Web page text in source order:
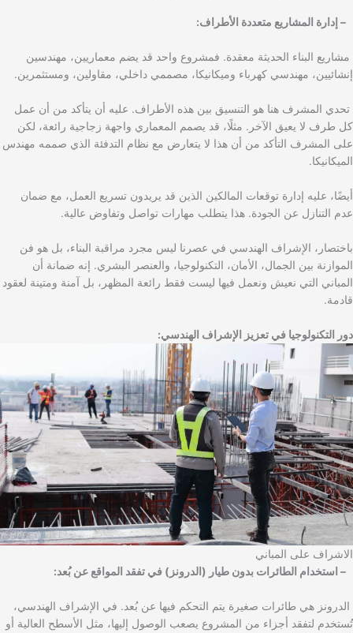
– إدارة المشاريع متعددة الأطراف:
مشاريع البناء الحديثة معقدة. فمشروع واحد قد يضم معماريين، مهندسين
إنشائيين، مهندسي كهرباء وميكانيكا، مصممي داخلي، مقاولين، ومستثمرين.
تحدي المشرف هنا هو التنسيق بين هذه الأطراف. عليه أن يتأكد من أن عمل
كل طرف لا يعيق الآخر. مثلًا، قد يصمم المعماري واجهة زجاجية رائعة، لكن
على المشرف التأكد من أن هذا لا يتعارض مع نظام التدفئة الذي صممه مهندس
الميكانيكا.
أيضًا، عليه إدارة توقعات المالكين الذين قد يريدون تسريع العمل، مع ضمان
عدم التنازل عن الجودة. هذا يتطلب مهارات تواصل وتفاوض عالية.
باختصار، الإشراف الهندسي في عصرنا ليس مجرد مراقبة البناء، بل هو فن
الموازنة بين الجمال، الأمان، التكنولوجيا، والعنصر البشري. إنه ضمانة أن
المباني التي نعيش ونعمل فيها ليست فقط رائعة المظهر، بل آمنة ومتينة لعقود
قادمة.
دور التكنولوجيا في تعزيز الإشراف الهندسي:
الاشراف على المباني
– استخدام الطائرات بدون طيار (الدرونز) في تفقد المواقع عن بُعد:
الدرونز هي طائرات صغيرة يتم التحكم فيها عن بُعد. في الإشراف الهندسي،
تُستخدم لتفقد أجزاء من المشروع يصعب الوصول إليها، مثل الأسطح العالية أو